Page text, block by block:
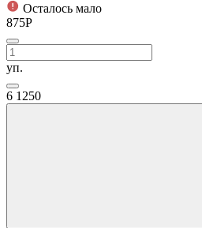
Осталось мало
875Р
уп.
6 1250